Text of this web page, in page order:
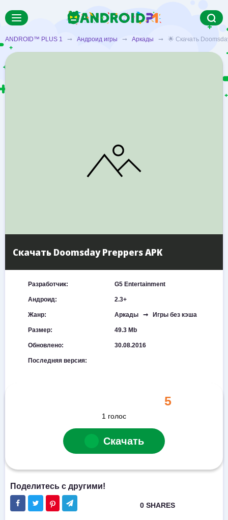
ANDROID™ PLUS 1 ➞ Андроид игры ➞ Аркады ➞ 🌟 Скачать
Скачать Doomsday Preppers APK
Разработчик: G5 Entertainment
Андроид: 2.3+
Жанр: Аркады ➞ Игры без кэша
Размер: 49.3 Mb
Обновлено: 30.08.2016
Последняя версия:
5
1 голос
Скачать